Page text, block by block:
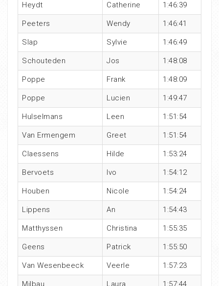
Heydt Catherine 1:46:39
Peeters Wendy 1:46:41
Slap Sylvie 1:46:49
Schouteden Jos 1:48:08
Poppe Frank 1:48:09
Poppe Lucien 1:49:47
Hulselmans Leen 1:51:54
Van Ermengem Greet 1:51:54
Claessens Hilde 1:53:24
Bervoets Ivo 1:54:12
Houben Nicole 1:54:24
Lippens An 1:54:43
Matthyssen Christina 1:55:35
Geens Patrick 1:55:50
Van Wesenbeeck Veerle 1:57:23
Milbau Laura 1:57:44